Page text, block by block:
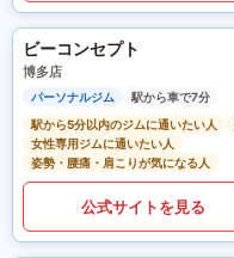
ビーコンセプト
博多店
パーソナルジム
駅から車で7分
駅から5分以内のジムに通いたい人
女性専用ジムに通いたい人
姿勢・腰痛・肩こりが気になる人
公式サイトを見る